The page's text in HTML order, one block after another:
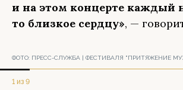
и на этом концерте каждый
то близкое сердцу», —
ФОТО: ПРЕСС-СЛУЖБА | ФЕСТИВАЛЯ "ПРИТЯЖЕНИЕ
1 из 9